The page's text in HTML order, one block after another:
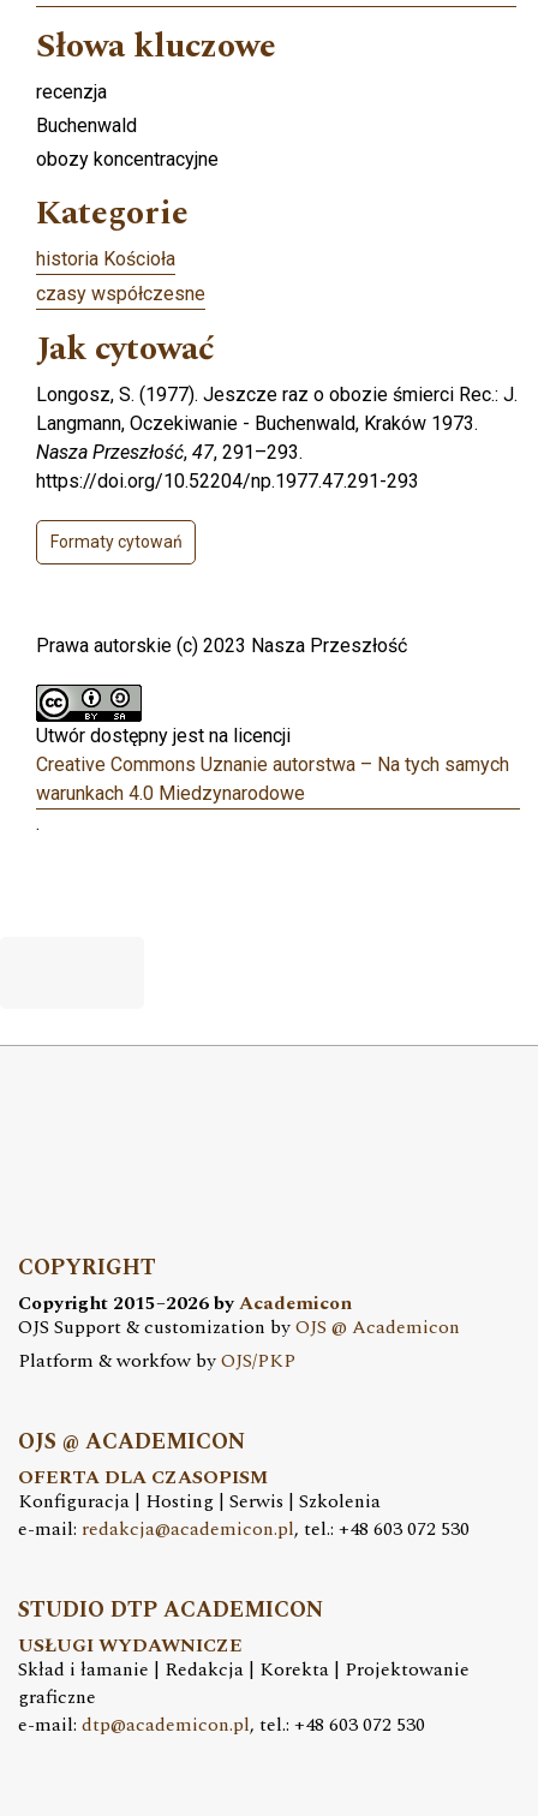
Słowa kluczowe
recenzja
Buchenwald
obozy koncentracyjne
Kategorie
historia Kościoła
czasy współczesne
Jak cytować
Longosz, S. (1977). Jeszcze raz o obozie śmierci Rec.: J.
Langmann, Oczekiwanie - Buchenwald, Kraków 1973.
Nasza Przeszłość, 47, 291–293.
https://doi.org/10.52204/np.1977.47.291-293
Formaty cytowań
Prawa autorskie (c) 2023 Nasza Przeszłość
Utwór dostępny jest na licencji
Creative Commons Uznanie autorstwa – Na tych samych
warunkach 4.0 Miedzynarodowe
.
COPYRIGHT
Copyright 2015–2026 byAcademicon
OJS Support & customization byOJS @ Academicon
Platform & workfow byOJS/PKP
OJS @ ACADEMICON
OFERTA DLA CZASOPISM
Konfiguracja | Hosting | Serwis | Szkolenia
e-mail: redakcja@academicon.pl, tel.: +48 603 072 530
STUDIO DTP ACADEMICON
USŁUGI WYDAWNICZE
Skład i łamanie | Redakcja | Korekta | Projektowanie
graficzne
e-mail: dtp@academicon.pl, tel.: +48 603 072 530